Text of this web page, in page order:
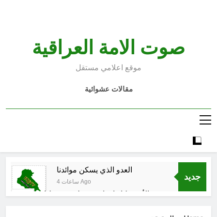
صوت الامة العراقية
موقع اعلامي مستقل
مقالات عشوائية
جديد
العدو الذي يسكن موائدنا
4 ساعات Ago
بالأمس كانوا يراهنون على سقوطنا